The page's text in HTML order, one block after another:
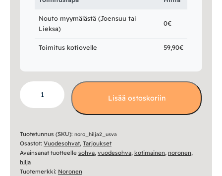
Nouto myymälästä (Joensuu tai
Lieksa)
0€
Toimitus kotiovelle 59,90€
Hilja-
vuodesohva,
kahden
määrä
Lisää ostoskoriin
Tuotetunnus (SKU): noro_hilja2_usva
Osastot: Vuodesohvat, Tarjoukset
Avainsanat tuotteelle sohva, vuodesohva, kotimainen, noronen,
hilja
Tuotemerkki: Noronen